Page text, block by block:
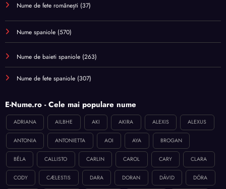
Nume de fete românești (37)
Nume spaniole (570)
Nume de baieti spaniole (263)
Nume de fete spaniole (307)
E-Nume.ro - Cele mai populare nume
ADRIANA AILBHE AKI AKIRA ALEXIS ALEXUS
ANTONIA ANTONIETTA AOI AYA BROGAN
BÉLA CALLISTO CARLIN CAROL CARY CLARA
CODY CÆLESTIS DARA DORAN DÁVID DÓRA